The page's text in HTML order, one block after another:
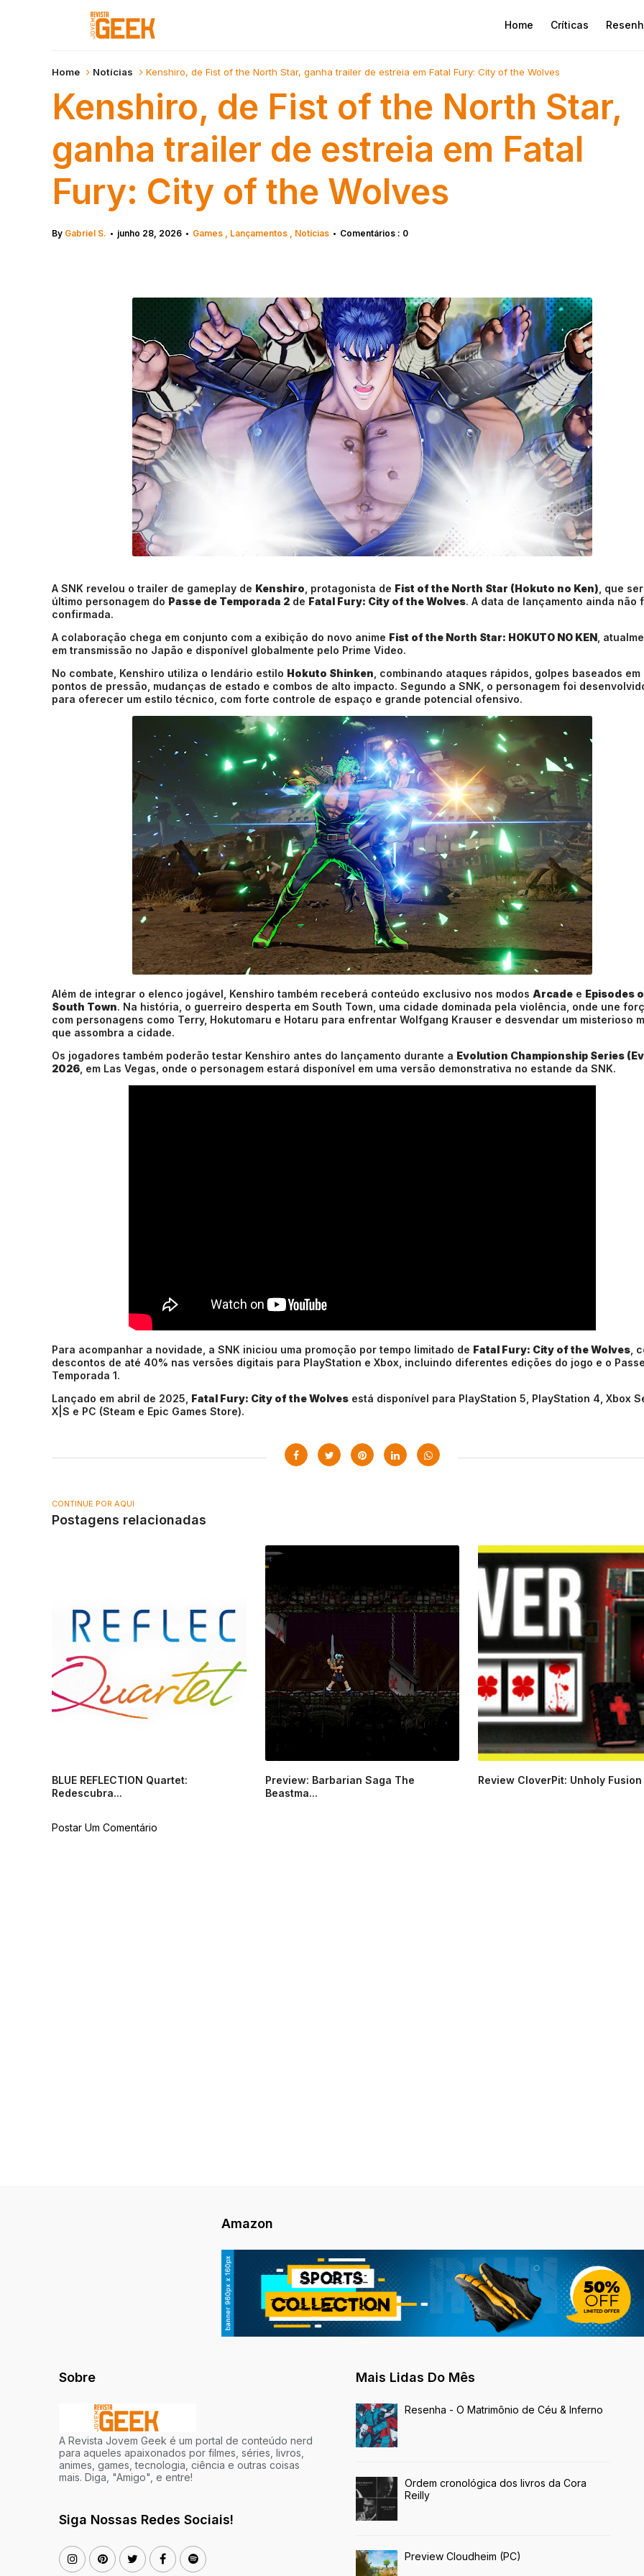
Home Críticas
Home Notícias Kenshiro, de Fist of the North Star, ganha trailer de estreia em Fatal Fury: City of the Wolves
Kenshiro, de Fist of the North Star,
ganha trailer de estreia em Fatal
Fury: City of the Wolves
By Gabriel S. • junho 28, 2026 • Games Lançamentos Notícias • Comentários : 0
A SNK revelou o trailer de gameplay de Kenshiro , protagonista de Fist of the North Star (Hokuto no Ken) , que
último personagem do Passe de Temporada 2 de Fatal Fury: City of the Wolves. A data de lançamento ainda não
confirmada.
A colaboração chega em conjunto com a exibição do novo anime Fist of the North Star: HOKUTO NO KEN ,
em transmissão no Japão e disponível globalmente pelo Prime Video.
No combate, Kenshiro utiliza o lendário estilo Hokuto Shinken , combinando ataques rápidos, golpes baseados em
pontos de pressão, mudanças de estado e combos de alto impacto. Segundo a SNK, o personagem foi
para oferecer um estilo técnico, com forte controle de espaço e grande potencial ofensivo.
Além de integrar o elenco jogável, Kenshiro também receberá conteúdo exclusivo nos modos Arcade e Episodes
South Town. Na história, o guerreiro desperta em South Town, uma cidade dominada pela violência, onde une
com personagens como Terry, Hokutomaru e Hotaru para enfrentar Wolfgang Krauser e desvendar um misterioso
que assombra a cidade.
Os jogadores também poderão testar Kenshiro antes do lançamento durante a Evolution Championship Series
2026 , em Las Vegas, onde o personagem estará disponível em uma versão demonstrativa no estande da SNK.
Para acompanhar a novidade, a SNK iniciou uma promoção por tempo limitado de Fatal Fury: City of the Wolves ,
descontos de até 40% nas versões digitais para PlayStation e Xbox, incluindo diferentes edições do jogo e o
Temporada 1.
Lançado em abril de 2025, Fatal Fury: City of the Wolves está disponível para PlayStation 5, PlayStation 4, Xbox
X|S e PC (Steam e Epic Games Store).
CONTINUE POR AQUI
Postagens relacionadas
BLUE REFLECTION Quartet:
Redescubra...
Preview: Barbarian Saga The
Beastma...
Review CloverPit: Unholy Fusion
Postar Um Comentário
Amazon
Sobre
A Revista Jovem Geek é um portal de conteúdo nerd
para aqueles apaixonados por filmes, séries, livros,
animes, games, tecnologia, ciência e outras coisas
mais. Diga, "Amigo", e entre!
Siga Nossas Redes Sociais!
Mais Lidas Do Mês
Resenha - O Matrimônio de Céu & Inferno
Ordem cronológica dos livros da Cora
Reilly
Preview Cloudheim (PC)